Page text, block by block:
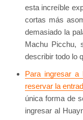
esta increíble
cortas más
demasiado la
Machu Picchu,
describir todo lo
Para ingresar a
reservar la
única forma de
ingresar al